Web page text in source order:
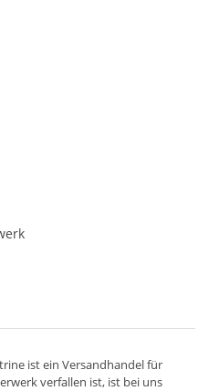
ist ein Versandhandelfür
verfallen ist, ist bei uns